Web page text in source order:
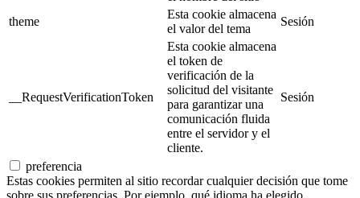
theme
Esta cookie almacena
el valor del tema
Sesión
__RequestVerificationToken
Esta cookie almacena
el token de
verificación de la
solicitud del visitante
para garantizar una
comunicación fluida
entre el servidor y el
cliente.
Sesión
preferencia
Estas cookies permiten al sitio recordar cualquier decisión que tome
sobre sus preferencias. Por ejemplo, qué idioma ha elegido.